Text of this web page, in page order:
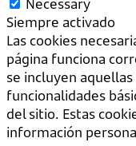
Siempre activado
Las cookies
página funciona
se incluyen
funcionalidades
del sitio. Estas
información